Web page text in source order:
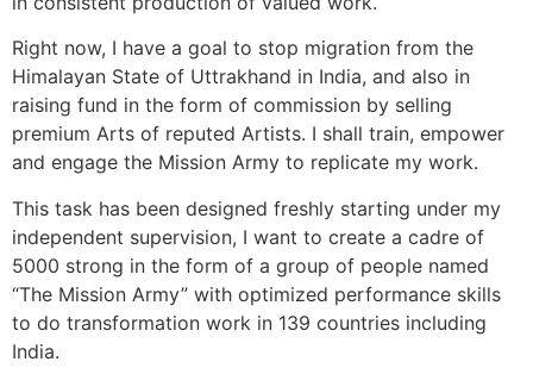
Right now, I have a goal to stop migration from the
Himalayan State of Uttrakhand in India, and also in
raising fund in the form of commission by selling
premium Arts of reputed Artists. I shall train, empower
and engage the Mission Army to replicate my work.
This task has been designed freshly starting under my
independent supervision, I want to create a cadre of
5000 strong in the form of a group of people named
“The Mission Army” with optimized performance skills
to do transformation work in 139 countries including
India.